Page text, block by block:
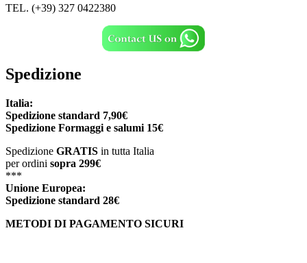
TEL. (+39) 327 0422380
Spedizione
Italia:
Spedizione standard 7,90€
Spedizione Formaggi e salumi 15€
Spedizione GRATIS in tutta Italia
per ordini sopra 299€
***
Unione Europea:
Spedizione standard 28€
METODI DI PAGAMENTO SICURI